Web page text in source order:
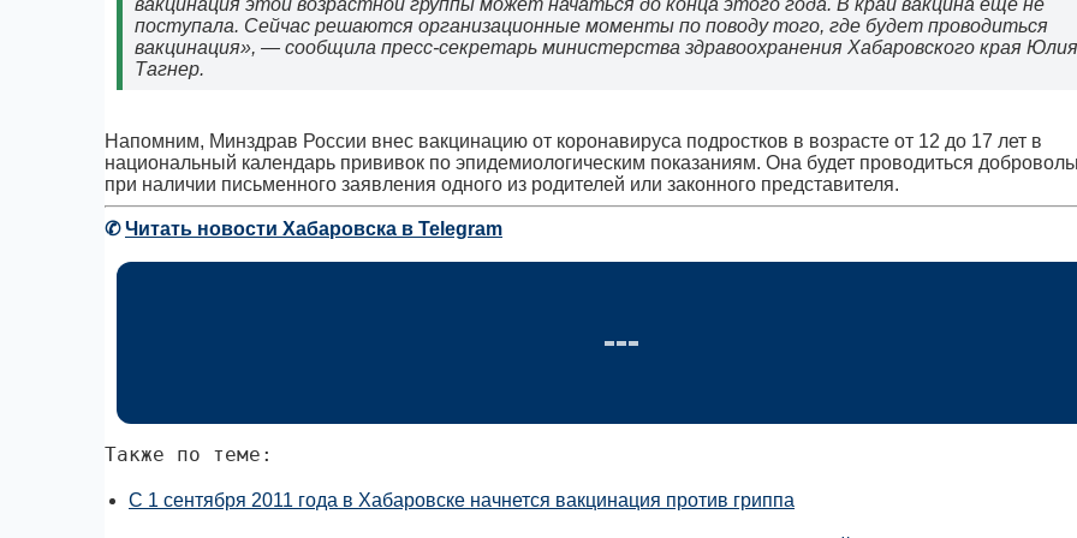
вакцинация этой возрастной группы может начаться до конца этого года. В край вакцина еще не
поступала. Сейчас решаются организационные моменты по поводу того, где будет проводиться
вакцинация», — сообщила пресс-секретарь министерства здравоохранения Хабаровского края Юлия
Тагнер.
Напомним, Минздрав России внес вакцинацию от коронавируса подростков в возрасте от 12 до 17 лет в
национальный календарь прививок по эпидемиологическим показаниям. Она будет проводиться
при наличии письменного заявления одного из родителей или законного представителя.
✆Читать новости Хабаровска в Telegram
Также по теме:
С 1 сентября 2011 года в Хабаровске начнется вакцинация против гриппа